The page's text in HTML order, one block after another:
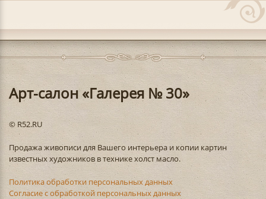
Арт-салон «Галерея № 30»
© R52.RU
Продажа живописи для Вашего интерьера и копии картин
известных художников в технике холст масло.
Политика обработки персональных данных
Согласие с обработкой персональных данных